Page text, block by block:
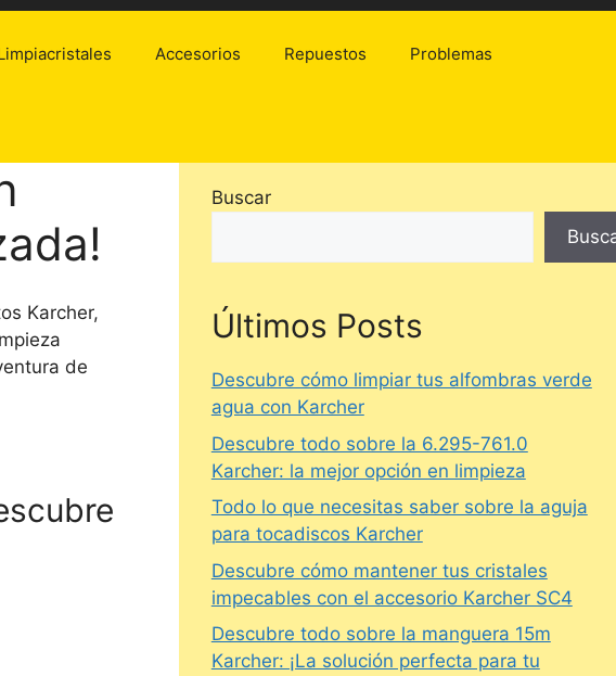
Accesorios Repuestos Problemas
Karcher,
de
Buscar
Últimos Posts
Descubre cómo limpiar tus alfombras verde
agua con Karcher
Descubre todo sobre la 6.295-761.0
Karcher: la mejor opción en limpieza
Todo lo que necesitas saber sobre la aguja
para tocadiscos Karcher
Descubre cómo mantener tus cristales
impecables con el accesorio Karcher SC4
Descubre todo sobre la manguera 15m
Karcher: ¡La solución perfecta para tu